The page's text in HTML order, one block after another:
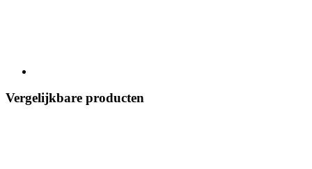
Vergelijkbare producten